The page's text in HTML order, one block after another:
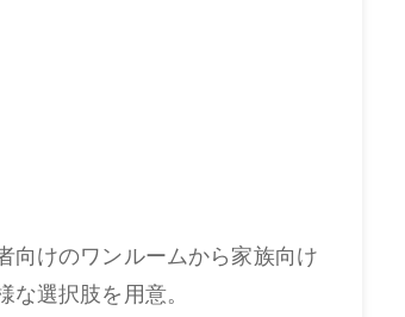
向けのワンルームから家族向け
選択肢を用意。